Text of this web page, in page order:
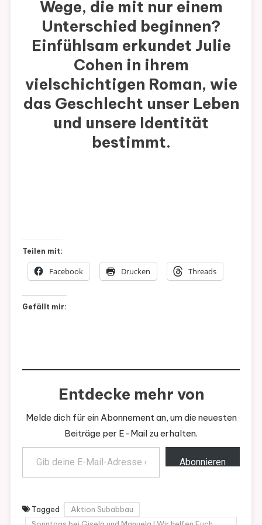
Wege, die mit nur einem
Unterschied beginnen?
Einfühlsam erkundet Julie
Cohen in ihrem
vielschichtigen Roman, wie
das Geschlecht unser Leben
und unsere Identität
bestimmt.
Teilen mit:
Facebook Drucken Threads
Gefällt mir:
Entdecke mehr von
Melde dich für ein Abonnement an, um die neuesten
Beiträge per E-Mail zu erhalten.
Gib deine E-Mail-Adresse ein ...
Abonnieren
Tagged
Aktion Subabbau